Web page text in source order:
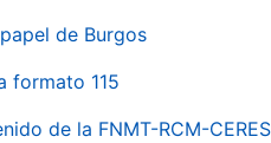
de Burgos
formato 115
de la FNMT-RCM-CERES